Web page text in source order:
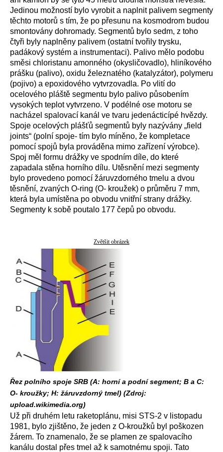
Jedinou možností bylo vyrobit a naplnit palivem segmenty
těchto motorů s tím, že po přesunu na kosmodrom budou
smontovány dohromady. Segmentů bylo sedm, z toho
čtyři byly naplněny palivem (ostatní tvořily trysku,
padákový systém a instrumentaci). Palivo mělo podobu
směsi chloristanu amonného (okysličovadlo), hliníkového
prášku (palivo), oxidu železnatého (katalyzátor), polymeru
(pojivo) a epoxidového vytvrzovadla. Po vlití do
ocelového pláště segmentu bylo palivo působením
vysokých teplot vytvrzeno. V podélné ose motoru se
nacházel spalovací kanál ve tvaru jedenácticípé hvězdy.
Spoje ocelových plášťů segmentů byly nazývány „field
joints“ (polní spoje- tím bylo míněno, že kompletace
pomocí spojů byla prováděna mimo zařízení výrobce).
Spoj měl formu drážky ve spodním díle, do které
zapadala stěna horního dílu. Utěsnění mezi segmenty
bylo provedeno pomocí žáruvzdorného tmelu a dvou
těsnění, zvaných O-ring (O- kroužek) o průměru 7 mm,
která byla umístěna po obvodu vnitřní strany drážky.
Segmenty k sobě poutalo 177 čepů po obvodu.
Zvětšit obrázek
Řez polního spoje SRB (A: horní a podní segment; B a C:
O- kroužky; H: žáruvzdorný tmel) (Zdroj:
upload.wikimedia.org)
Už při druhém letu raketoplánu, misi STS-2 v listopadu
1981, bylo zjištěno, že jeden z O-kroužků byl poškozen
žárem. To znamenalo, že se plamen ze spalovacího
kanálu dostal přes tmel až k samotnému spoji. Tato